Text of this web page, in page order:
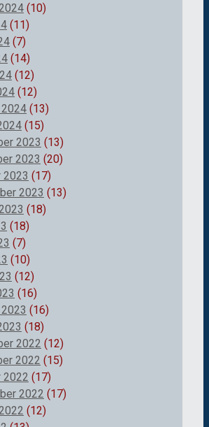
(10)
(11)
(7)
(14)
(12)
(12)
2024 (13)
(15)
2023 (13)
2023 (20)
2023 (17)
2023 (13)
(18)
(18)
(7)
(10)
(12)
(16)
(16)
(18)
2022 (12)
2022 (15)
2022 (17)
2022 (17)
(12)